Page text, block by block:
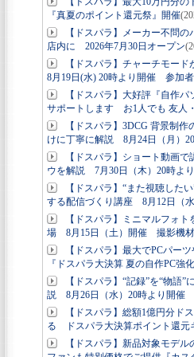
『真夏のポイント還元祭』開催
【ドスパラ】メーカー不問
店内に 2026年7月30日オープン
【ドスパラ】チャーチモー
8月19日(水) 20時より開催 参加
【ドスパラ】大好評『自作
サポートします お1人でも 友人
【ドスパラ】3DCG 背景制
けに丁寧に解説 8月24日（月）
【ドスパラ】ショート動画
ウを解説 7月30日（木）20時よ
【ドスパラ】“また視聴し
する配信づくり講座 8月12日（
【ドスパラ】ミニマルフォ
場 8月15日（土）開催 撮影機
【ドスパラ】最大でPCパ
『ドスパラ大決算 夏の自作PC強
【ドスパラ】“記録”を“物
説 8月26日（水）20時より開催
【ドスパラ】総額1億円分
る ドスパラ大決算ポイント還元
【ドスパラ】新品対象モデ